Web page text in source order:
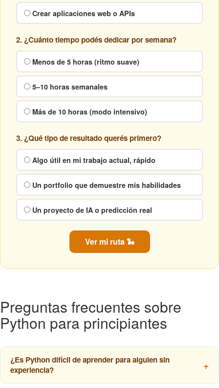
Crear aplicaciones web o APIs
2. ¿Cuánto tiempo podés dedicar por semana?
Menos de 5 horas (ritmo suave)
5–10 horas semanales
Más de 10 horas (modo intensivo)
3. ¿Qué tipo de resultado querés primero?
Algo útil en mi trabajo actual, rápido
Un portfolio que demuestre mis habilidades
Un proyecto de IA o predicción real
Ver mi ruta 🐍
Preguntas frecuentes sobre
Python para principiantes
¿Es Python difícil de aprender para alguien sin
experiencia?